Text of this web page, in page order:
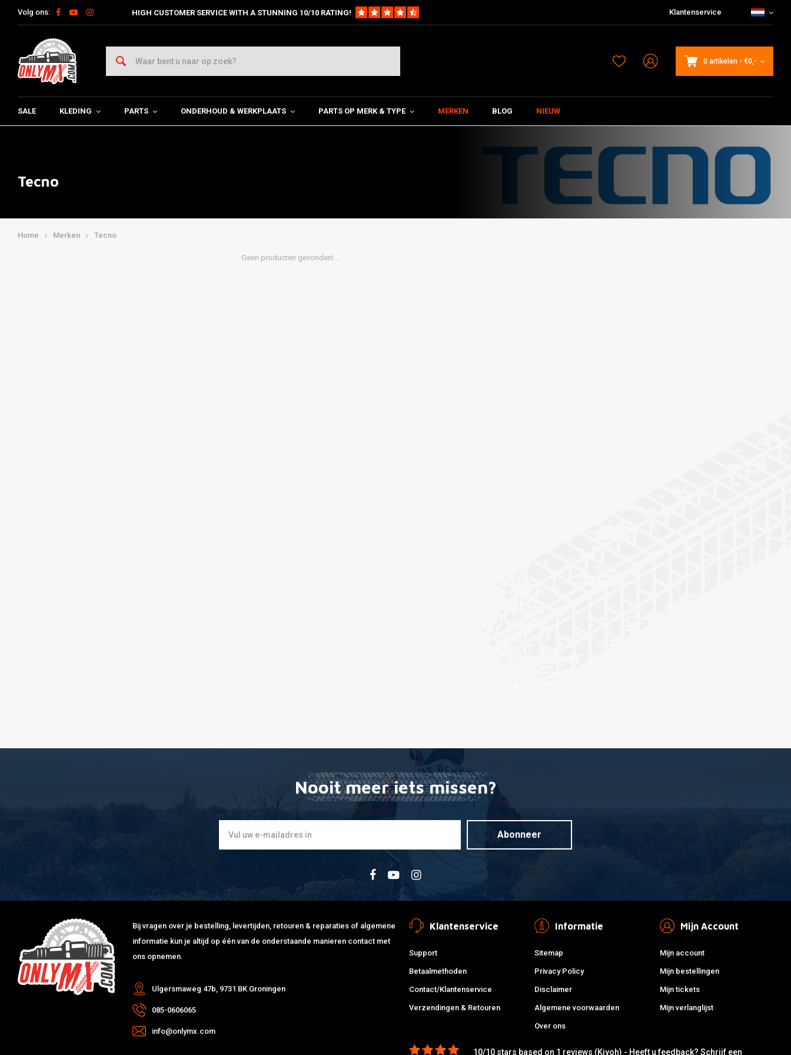
Volg ons: HIGH CUSTOMER SERVICE WITH A STUNNING 10/10 RATING! Klantenservice
0 artikelen - €0,-
SALE KLEDING PARTS ONDERHOUD & WERKPLAATS PARTS OP MERK & TYPE MERKEN BLOG NIEUW
Tecno
Home Merken Tecno
Geen producten gevonden!...
Nooit meer iets missen?
Abonneer
Bij vragen over je bestelling, levertijden, retouren & reparaties of algemene
informatie kun je altijd op één van de onderstaande manieren contact met
ons opnemen.
Ulgersmaweg 47b, 9731 BK Groningen
085-0606065
info@onlymx.com
Klantenservice
Support
Betaalmethoden
Contact/Klantenservice
Verzendingen & Retouren
Informatie
Sitemap
Privacy Policy
Disclaimer
Algemene voorwaarden
Over ons
Mijn Account
Mijn account
Mijn bestellingen
Mijn tickets
Mijn verlanglijst
10/10 stars based on 1 reviews (Kiyoh) - Heeft u feedback?Schrijf een